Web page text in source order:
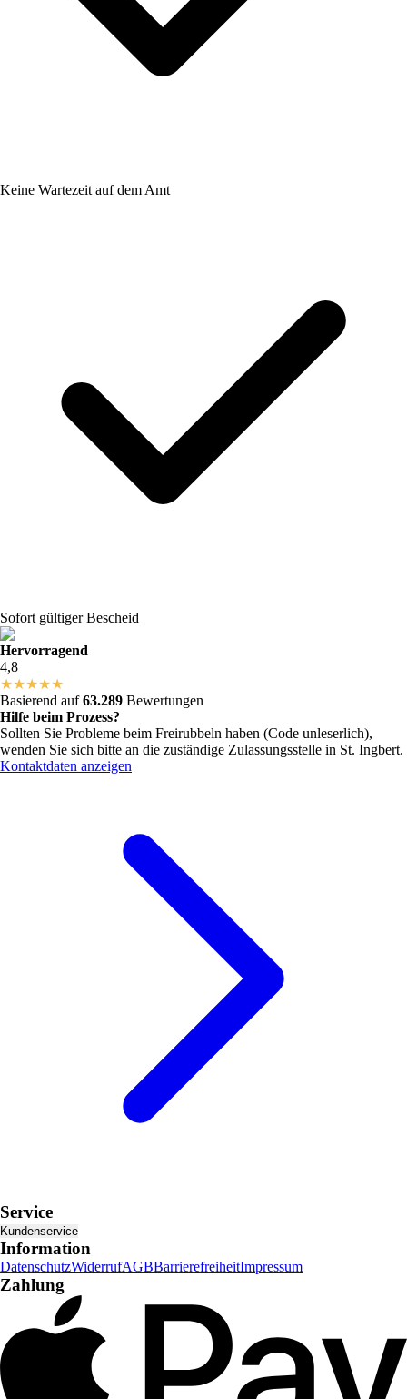
Keine Wartezeit auf dem Amt
Sofort gültiger Bescheid
Hervorragend
4,8
★★★★★
Basierend auf63.289 Bewertungen
Hilfe beim Prozess?
Sollten Sie Probleme beim Freirubbeln haben (Code unleserlich),
wenden Sie sich bitte an die zuständige Zulassungsstelle in St. Ingbert.
Kontaktdaten anzeigen
Service
Kundenservice
Information
DatenschutzWiderrufAGBBarrierefreiheitImpressum
Zahlung